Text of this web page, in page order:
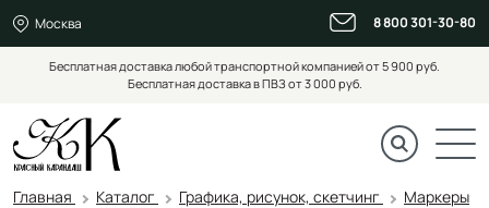
Москва 8 800 301-30-80
Бесплатная доставка любой транспортной компанией от 5 900 руб.
Бесплатная доставка в ПВЗ от 3 000 руб.
Главная Каталог Графика, рисунок, скетчинг
Маркеры